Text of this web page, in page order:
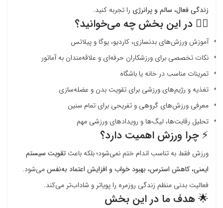
زندگی فعال، سالم و پرانرژی را تجربه کنید.
🏃‍♂️ در این بخش چه می‌خوانید؟
آموزش ورزش‌های بدنسازی، کاردیو، یوگا و پیلاتس
نکات تخصصی برای ورزشکاران حرفه‌ای و علاقه‌مندان به آماتور
تمرینات مناسب در خانه یا باشگاه
تغذیه و رژیم‌های ورزشی برای تقویت بدن و عضله‌سازی
معرفی ورزش‌های گروهی و تفریحی برای تمام سنین
تحلیل رقابت‌ها، لیگ‌ها و رویدادهای ورزشی مهم
⚡ چرا ورزش اهمیت دارد؟
ورزش فقط به تناسب اندام ختم نمی‌شود؛ بلکه باعث تقویت سیستم
ایمنی، کاهش استرس، بهبود خواب و افزایش اعتماد به‌نفسمی‌شود.
فعالیت بدنی منظم زندگی روزمره را پویاتر و شاداب‌تر می‌کند.
🌟 هدف ما در این بخش